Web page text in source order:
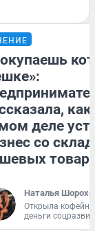
как
деле
со
Наталья
Открыла
деньги